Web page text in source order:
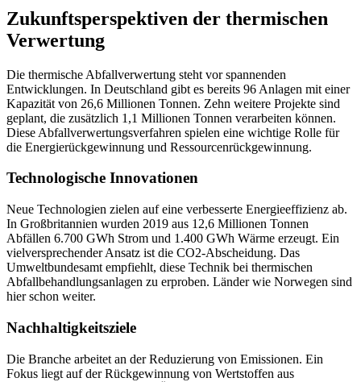
Zukunftsperspektiven der thermischen
Verwertung
Die thermische Abfallverwertung steht vor spannenden
Entwicklungen. In Deutschland gibt es bereits 96 Anlagen mit einer
Kapazität von 26,6 Millionen Tonnen. Zehn weitere Projekte sind
geplant, die zusätzlich 1,1 Millionen Tonnen verarbeiten können.
Diese Abfallverwertungsverfahren spielen eine wichtige Rolle für
die Energierückgewinnung und Ressourcenrückgewinnung.
Technologische Innovationen
Neue Technologien zielen auf eine verbesserte Energieeffizienz ab.
In Großbritannien wurden 2019 aus 12,6 Millionen Tonnen
Abfällen 6.700 GWh Strom und 1.400 GWh Wärme erzeugt. Ein
vielversprechender Ansatz ist die CO2-Abscheidung. Das
Umweltbundesamt empfiehlt, diese Technik bei thermischen
Abfallbehandlungsanlagen zu erproben. Länder wie Norwegen sind
hier schon weiter.
Nachhaltigkeitsziele
Die Branche arbeitet an der Reduzierung von Emissionen. Ein
Fokus liegt auf der Rückgewinnung von Wertstoffen aus